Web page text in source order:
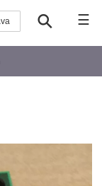
☰